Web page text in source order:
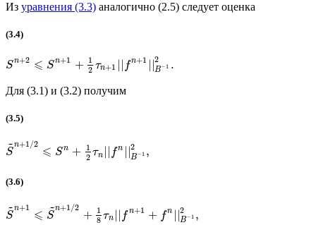
Из уравнения (3.3) аналогично (2.5) следует оценка
(3.4)
Sn+2 ⩽ Sn+1 + 1
2 τn+1 || f n+1 ||2
B−1 .
Для (3.1) и (3.2) получим
(3.5)
S
~n+1/2 ⩽ Sn +
1
2 τn f n ||2
B−1 ,
(3.6)
S
~n+1 ⩽ S
~n+1/2
+ 1
8 τn || f n+1 + f n ||2
B−1 ,